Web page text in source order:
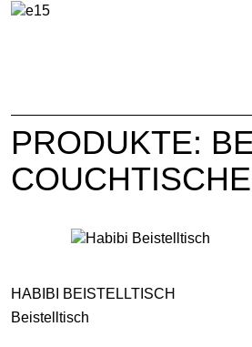
PRODUKTE:
COUCHTISCHE
HABIBI BEISTELLTISCH
Beistelltisch